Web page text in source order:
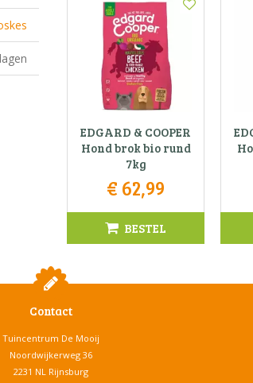
EDGARD & COOPER
Hond brok bio rund
7kg
€ 62,99
BESTEL
Contact
Tuincentrum De Mooij
Noordwijkerweg 36
2231 NL Rijnsburg